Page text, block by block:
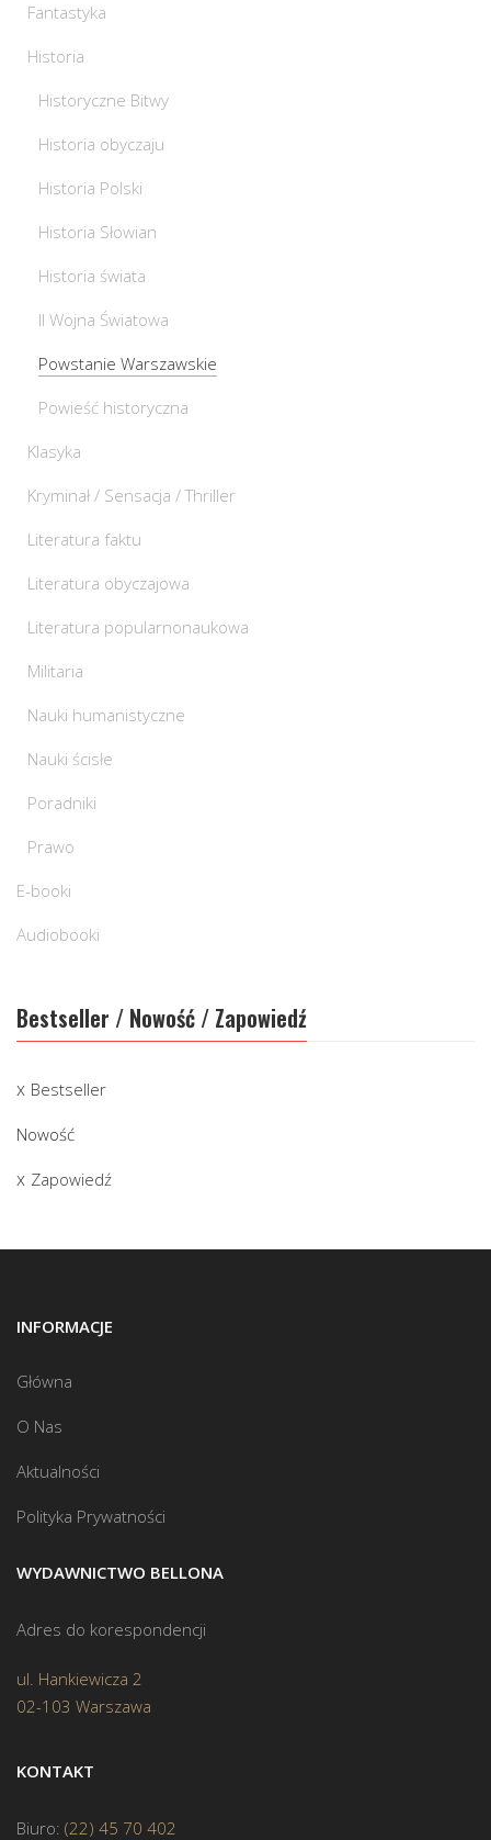
Fantastyka
Historia
Historyczne Bitwy
Historia obyczaju
Historia Polski
Historia Słowian
Historia świata
II Wojna Światowa
Powstanie Warszawskie
Powieść historyczna
Klasyka
Kryminał / Sensacja / Thriller
Literatura faktu
Literatura obyczajowa
Literatura popularnonaukowa
Militaria
Nauki humanistyczne
Nauki ścisłe
Poradniki
Prawo
E-booki
Audiobooki
Bestseller / Nowość / Zapowiedź
Bestseller
Nowość
Zapowiedź
INFORMACJE
Główna
O Nas
Aktualności
Polityka Prywatności
WYDAWNICTWO BELLONA
Adres do korespondencji
ul. Hankiewicza 2
02-103 Warszawa
KONTAKT
Biuro: (22) 45 70 402